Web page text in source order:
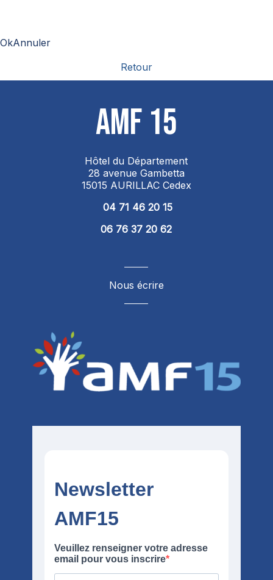
OkAnnuler
Retour
AMF 15
Hôtel du Département
28 avenue Gambetta
15015 AURILLAC Cedex
04 71 46 20 15
06 76 37 20 62
Nous écrire